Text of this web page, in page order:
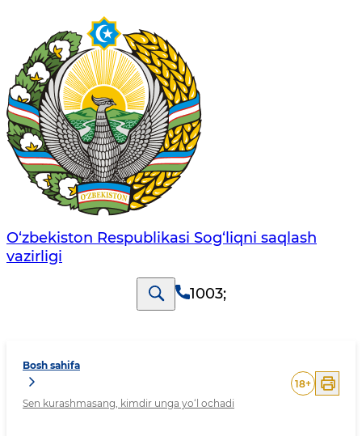
O‘zbеkistоn Rеspublikаsi Sоg‘liqni saqlash
vаzirligi
1003;
Bosh sahifa
Sen kurashmasang, kimdir unga yo‘l ochadi
18+